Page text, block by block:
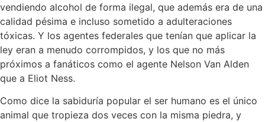
vendiendo alcohol de forma ilegal, que además era de una
calidad pésima e incluso sometido a adulteraciones
tóxicas. Y los agentes federales que tenían que aplicar la
ley eran a menudo corrompidos, y los que no más
próximos a fanáticos como el agente Nelson Van Alden
que a Eliot Ness.
Como dice la sabiduría popular el ser humano es el único
animal que tropieza dos veces con la misma piedra, y